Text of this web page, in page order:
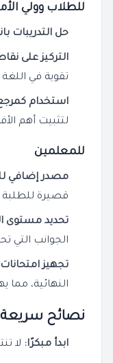
للطلاب وولي
حل التدريبات
التركيز على
تقوية في اللغة
استخدام
لتثبيت أهم
للمعلمين
مصدر إضافي
قصيرة
تحديد مستوى
الجوانب التي
تجهيز
النهائية،
نصائح سريعة
ابدأ مبكرًا: لا